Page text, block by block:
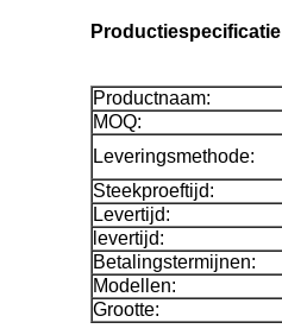
Productiespecificatie
Productnaam:
MOQ:
Leveringsmethode:
Steekproeftijd:
Levertijd:
levertijd:
Betalingstermijnen:
Modellen:
Grootte: